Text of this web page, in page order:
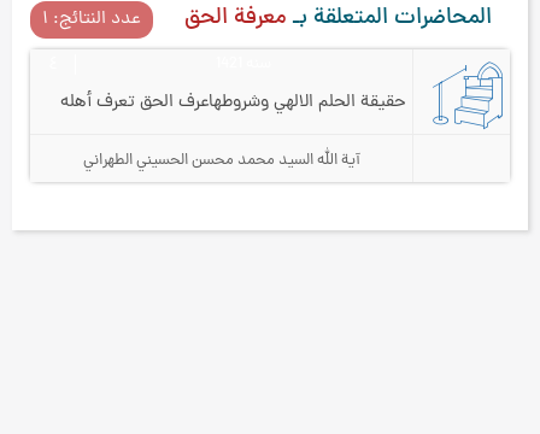
المحاضرات المتعلقة بـمعرفة الحق عدد النتائج: ۱
حقيقة الحلم الالهي وشروطهاعرف الحق تعرف أهله
آية الله السيد محمد محسن الحسيني الطهراني